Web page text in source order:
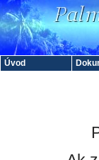
Úvod